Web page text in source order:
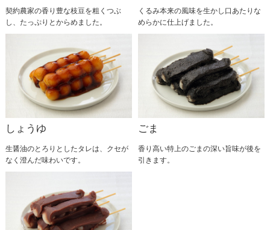
６日までの３日間、工場内メンテナンスの為休業とさ
せていただきます。 １７日以降は通常営業いたしま
2025.05.27
6月1日より1ヶ月間のみの期間限定で『無添加よもぎ
だんご』を発売いたします。 柔らかさの中にもコシ
があり舌ざわりもよい自慢のだんご生地に風味豊かな
国産よもぎを混ぜこみ、北海道産小豆で作った自社製
粒あんを乗せました。 オール無添加で作り上げた昔
懐かしい素朴なよもぎだんごを是非ご賞味ください。 …
契約農家の香り豊な枝豆を粗くつぶ
し、たっぷりとからめました。
くるみ本来の風味を生かし口あたりな
めらかに仕上げました。
しょうゆ
生醤油のとろりとしたタレは、クセが
なく澄んだ味わいです。
ごま
香り高い特上のごまの深い旨味が後を
引きます。